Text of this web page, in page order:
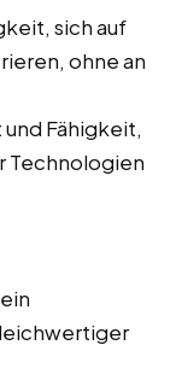
sich auf
ohne an
Fähigkeit,
Technologien